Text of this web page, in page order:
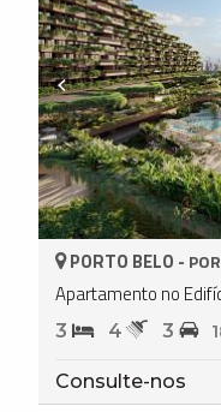
PORTO BELO -
Apartamento no
3 4 3
Consulte-nos